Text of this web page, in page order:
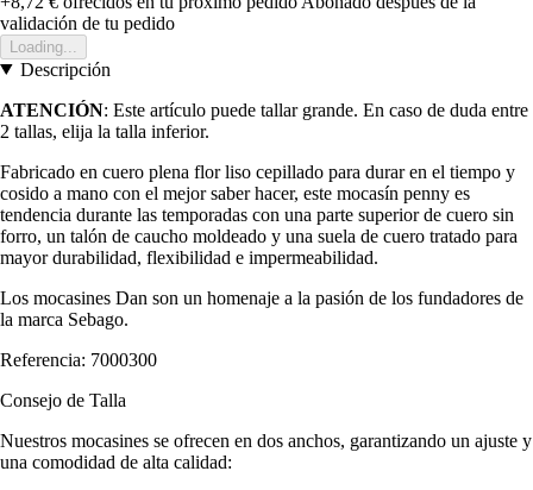
validación de tu pedido
Loading...
Descripción
ATENCIÓN: Este artículo puede tallar grande. En caso de duda entre
2 tallas, elija la talla inferior.
Fabricado en cuero plena flor liso cepillado para durar en el tiempo y
cosido a mano con el mejor saber hacer, este mocasín penny es
tendencia durante las temporadas con una parte superior de cuero sin
forro, un talón de caucho moldeado y una suela de cuero tratado para
mayor durabilidad, flexibilidad e impermeabilidad.
Los mocasines Dan son un homenaje a la pasión de los fundadores de
la marca Sebago.
Referencia: 7000300
Consejo de Talla
Nuestros mocasines se ofrecen en dos anchos, garantizando un ajuste y
una comodidad de alta calidad: